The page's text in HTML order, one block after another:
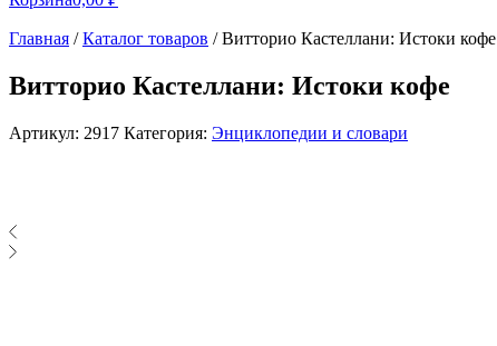
Главная /Каталог товаров /Витторио Кастеллани: Истоки кофе
Витторио Кастеллани: Истоки кофе
Артикул: 2917 Категория: Энциклопедии и словари